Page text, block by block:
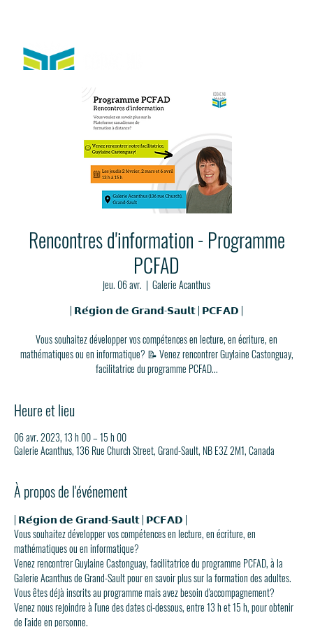
Rencontres d'information - Programme
PCFAD
jeu. 06 avr.
  |
Galerie Acanthus
| 𝗥𝗲́𝗴𝗶𝗼𝗻 𝗱𝗲 𝗚𝗿𝗮𝗻𝗱-𝗦𝗮𝘂𝗹𝘁 | 𝗣𝗖𝗙𝗔𝗗 |
Vous souhaitez développer vos compétences en lecture, en écriture, en
mathématiques ou en informatique? 📝 Venez rencontrer Guylaine Castonguay,
facilitatrice du programme PCFAD...
Heure et lieu
06 avr. 2023, 13 h 00 – 15 h 00
Galerie Acanthus, 136 Rue Church Street, Grand-Sault, NB E3Z 2M1, Canada
À propos de l'événement
| 𝗥𝗲́𝗴𝗶𝗼𝗻 𝗱𝗲 𝗚𝗿𝗮𝗻𝗱-𝗦𝗮𝘂𝗹𝘁 | 𝗣𝗖𝗙𝗔𝗗 |
Vous souhaitez développer vos compétences en lecture, en écriture, en
mathématiques ou en informatique?
Venez rencontrer Guylaine Castonguay, facilitatrice du programme PCFAD, à la
Galerie Acanthusde Grand-Sault pour en savoir plus sur la formation des adultes.
Vous êtes déjà inscrits au programme mais avez besoin d'accompagnement?
Venez nous rejoindre à l'une des dates ci-dessous, entre 13 h et 15 h, pour obtenir
de l'aide en personne.